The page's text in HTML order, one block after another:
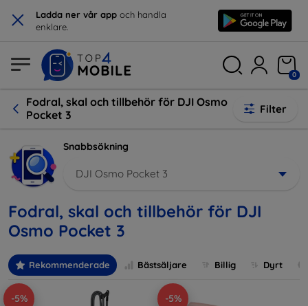
× Ladda ner vår app och handla
enklare.
0
Fodral, skal och tillbehör för DJI Osmo
Pocket 3
Filter
Snabbsökning
DJI Osmo Pocket 3
Fodral, skal och tillbehör för DJI
Osmo Pocket 3
Rekommenderade Bästsäljare Billig Dyrt
-5% -5%